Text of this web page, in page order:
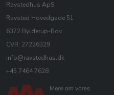
Ravstedhus ApS
Ravsted Hovedgade 51
6372 Bylderup-Bov
CVR: 27226329
info@ravstedhus.dk
+45 7464 7628